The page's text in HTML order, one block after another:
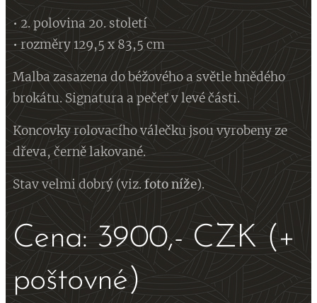
• 2. polovina 20. století
• rozměry 129,5 x 83,5 cm
Malba zasazena do béžového a světle hnědého
brokátu. Signatura a pečeť v levé části.
Koncovky rolovacího válečku jsou vyrobeny ze
dřeva, černě lakované.
Stav velmi dobrý (viz. fotoníže).
Cena: 3900,- CZK (+
poštovné)